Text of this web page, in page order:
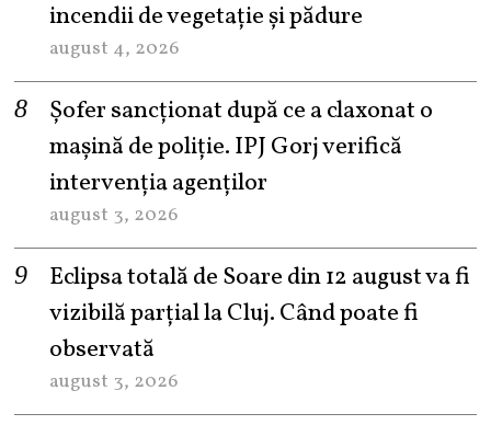
incendii de vegetație și pădure
august 4, 2026
Șofer sancționat după ce a claxonat o
mașină de poliție. IPJ Gorj verifică
intervenția agenților
august 3, 2026
Eclipsa totală de Soare din 12 august va fi
vizibilă parțial la Cluj. Când poate fi
observată
august 3, 2026